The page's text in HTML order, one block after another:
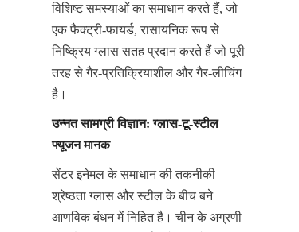
विशिष्ट समस्याओं का समाधान करते हैं, जो
एक फैक्ट्री-फायर्ड, रासायनिक रूप से
निष्क्रिय ग्लास सतह प्रदान करते हैं जो पूरी
तरह से गैर-प्रतिक्रियाशील और गैर-लीचिंग
है।
उन्नत सामग्री विज्ञान: ग्लास-टू-स्टील
फ्यूजन मानक
सेंटर इनेमल के समाधान की तकनीकी
श्रेष्ठता ग्लास और स्टील के बीच बने
आणविक बंधन में निहित है। चीन के अग्रणी